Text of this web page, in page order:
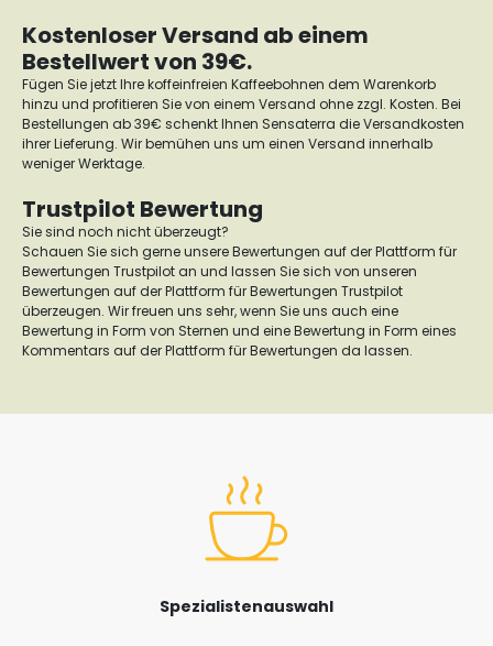
Kostenloser Versand ab einem
Bestellwert von 39€.
Fügen Sie jetzt Ihre koffeinfreien Kaffeebohnen dem Warenkorb
hinzu und profitieren Sie von einem Versand ohne zzgl. Kosten. Bei
Bestellungen ab 39€ schenkt Ihnen Sensaterra die Versandkosten
ihrer Lieferung. Wir bemühen uns um einen Versand innerhalb
weniger Werktage.
Trustpilot Bewertung
Sie sind noch nicht überzeugt?
Schauen Sie sich gerne unsere Bewertungen auf der Plattform für
Bewertungen Trustpilot an und lassen Sie sich von unseren
Bewertungen auf der Plattform für Bewertungen Trustpilot
überzeugen. Wir freuen uns sehr, wenn Sie uns auch eine
Bewertung in Form von Sternen und eine Bewertung in Form eines
Kommentars auf der Plattform für Bewertungen da lassen.
Spezialistenauswahl